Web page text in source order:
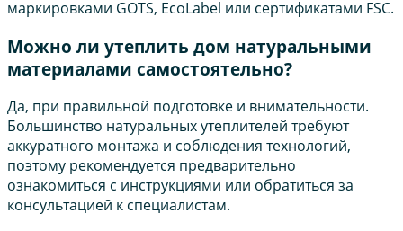
маркировками GOTS, EcoLabel или сертификатами FSC.
Можно ли утеплить дом натуральными
материалами самостоятельно?
Да, при правильной подготовке и внимательности.
Большинство натуральных утеплителей требуют
аккуратного монтажа и соблюдения технологий,
поэтому рекомендуется предварительно
ознакомиться с инструкциями или обратиться за
консультацией к специалистам.